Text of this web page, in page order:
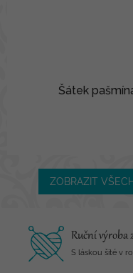
Šátek
ZOBRAZIT
Ruční výroba
S láskou šité v